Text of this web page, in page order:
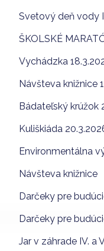
Svetový deň vody
ŠKOLSKÉ
Vychádzka
Návšteva knižnice
Bádateľský krúžok
Kuliškiáda
Environmentálna
Návšteva knižnice
Darčeky pre
Darčeky pre
Jar v záhrade IV. a